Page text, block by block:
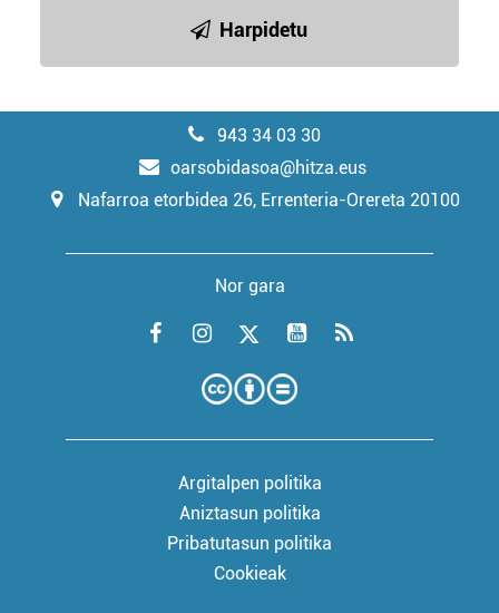
Harpidetu
943 34 03 30
oarsobidasoa@hitza.eus
Nafarroa etorbidea 26, Errenteria-Orereta 20100
Nor gara
Argitalpen politika
Aniztasun politika
Pribatutasun politika
Cookieak